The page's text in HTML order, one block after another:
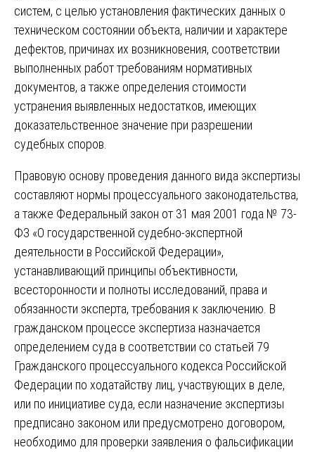
систем, с целью установления фактических данных о
техническом состоянии объекта, наличии и характере
дефектов, причинах их возникновения, соответствии
выполненных работ требованиям нормативных
документов, а также определения стоимости
устранения выявленных недостатков, имеющих
доказательственное значение при разрешении
судебных споров.
Правовую основу проведения данного вида экспертизы
составляют нормы процессуального законодательства,
а также Федеральный закон от 31 мая 2001 года № 73-
ФЗ «О государственной судебно-экспертной
деятельности в Российской Федерации»,
устанавливающий принципы объективности,
всесторонности и полноты исследований, права и
обязанности эксперта, требования к заключению. В
гражданском процессе экспертиза назначается
определением суда в соответствии со статьей 79
Гражданского процессуального кодекса Российской
Федерации по ходатайству лиц, участвующих в деле,
или по инициативе суда, если назначение экспертизы
предписано законом или предусмотрено договором,
необходимо для проверки заявления о фальсификации